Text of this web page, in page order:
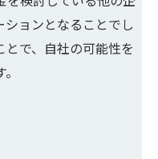
ョンとなることでし
とで、自社の可能性を